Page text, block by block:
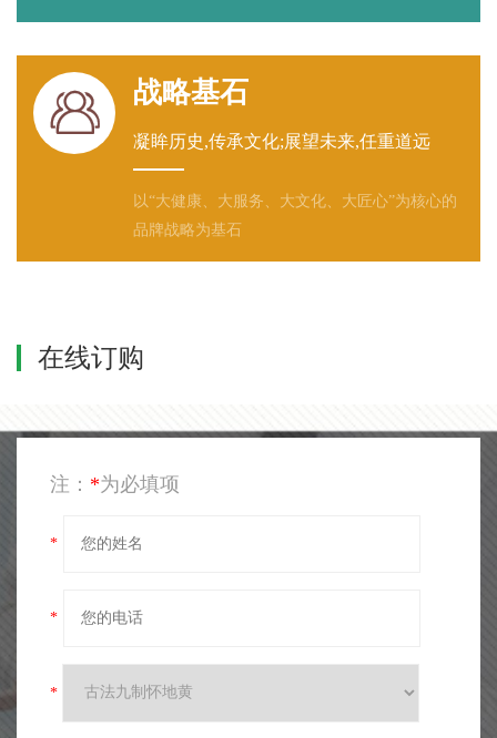
 战略基石
凝眸历史,传承文化;展望未来,任重道远
以“大健康、大服务、大文化、大匠心”为核心的
品牌战略为基石
在线订购
注： *为必填项
*
*
*